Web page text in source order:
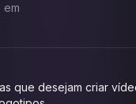
em
que desejam criar